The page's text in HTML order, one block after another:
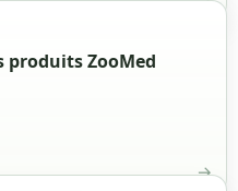
produits ZooMed